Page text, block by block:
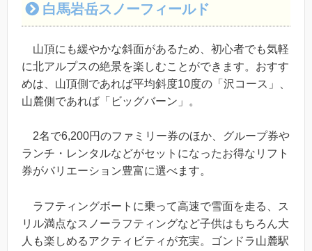
白馬岩岳スノーフィールド
山頂にも緩やかな斜面があるため、初心者でも気軽
に北アルプスの絶景を楽しむことができます。おすす
めは、山頂側であれば平均斜度10度の「沢コース」、
山麓側であれば「ビッグバーン」。
2名で6,200円のファミリー券のほか、グループ券や
ランチ・レンタルなどがセットになったお得なリフト
券がバリエーション豊富に選べます。
ラフティングボートに乗って高速で雪面を走る、ス
リル満点なスノーラフティングなど子供はもちろん大
人も楽しめるアクティビティが充実。ゴンドラ山麓駅